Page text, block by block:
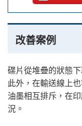
改善案例
碟片從堆疊的狀態
此外，在輸送線上
油墨相互排斥，在
況。